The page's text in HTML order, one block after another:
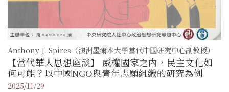
Anthony J. Spires（澳洲墨爾本大學當代中國研究中心副教授）
【當代華人思想座談】 威權國家之內，民主文化如
何可能？以中國NGO與青年志願組織的研究為例
2025/11/29